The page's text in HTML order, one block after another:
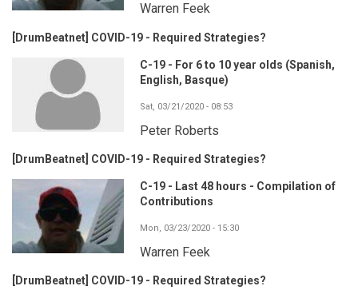
Warren Feek
[DrumBeatnet] COVID-19 - Required Strategies?
C-19 - For 6 to 10 year olds (Spanish,
English, Basque)
Sat, 03/21/2020 - 08:53
Peter Roberts
[DrumBeatnet] COVID-19 - Required Strategies?
C-19 - Last 48 hours - Compilation of
Contributions
Mon, 03/23/2020 - 15:30
Warren Feek
[DrumBeatnet] COVID-19 - Required Strategies?